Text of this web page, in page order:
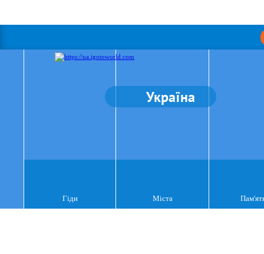
Україна
Гіди Міста